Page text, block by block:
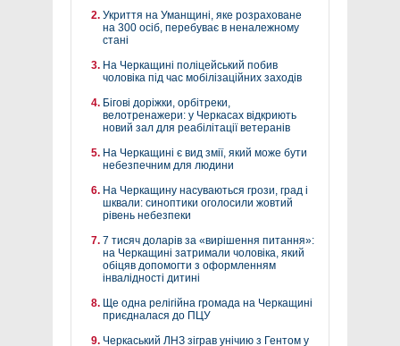
Укриття на Уманщині, яке розраховане
на 300 осіб, перебуває в неналежному
стані
На Черкащині поліцейський побив
чоловіка під час мобілізаційних заходів
Бігові доріжки, орбітреки,
велотренажери: у Черкасах відкриють
новий зал для реабілітації ветеранів
На Черкащині є вид змії, який може бути
небезпечним для людини
На Черкащину насуваються грози, град і
шквали: синоптики оголосили жовтий
рівень небезпеки
7 тисяч доларів за «вирішення питання»:
на Черкащині затримали чоловіка, який
обіцяв допомогти з оформленням
інвалідності дитині
Ще одна релігійна громада на Черкащині
приєдналася до ПЦУ
Черкаський ЛНЗ зіграв унічию з Гентом у